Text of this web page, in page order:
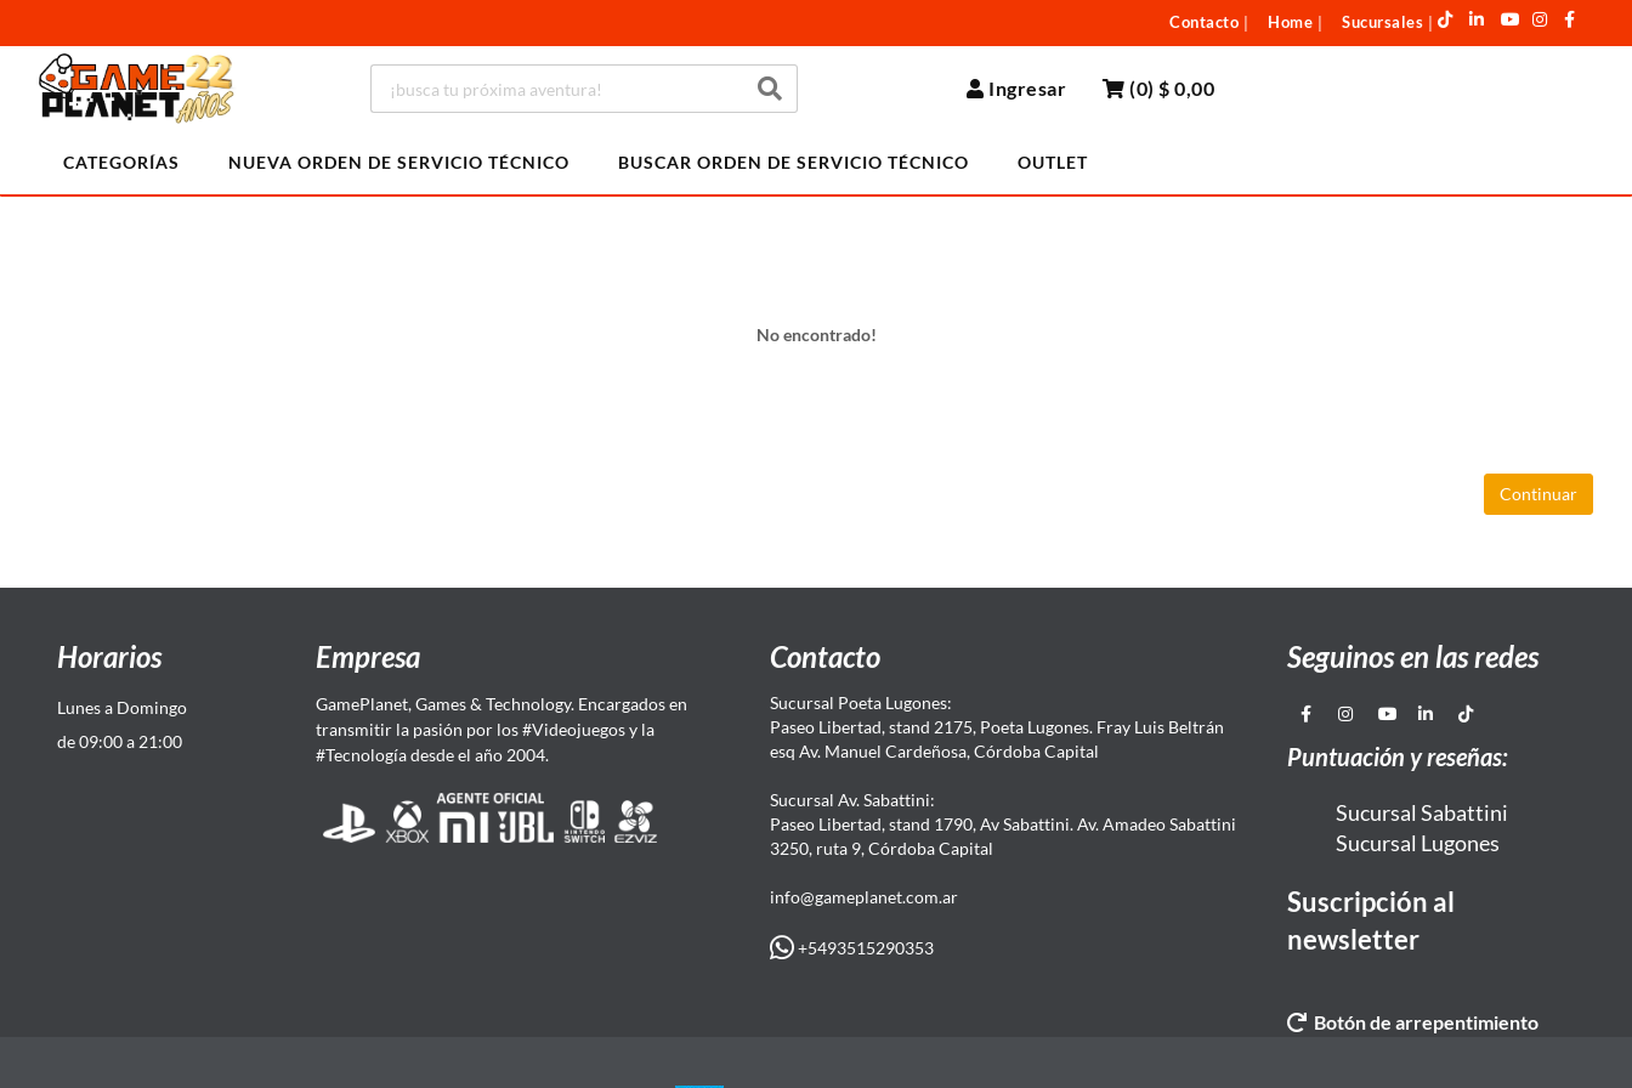
Contacto Home Sucursales
Ingresar (0)$ 0,00
CATEGORÍAS NUEVA ORDEN DE SERVICIO TÉCNICO BUSCAR ORDEN DE SERVICIO TÉCNICO OUTLET
No encontrado!
Continuar
Horarios
Lunes a Domingo
de 09:00 a 21:00
Empresa
GamePlanet, Games & Technology. Encargados en
transmitir la pasión por los #Videojuegos y la
#Tecnología desde el año 2004.
Contacto
Sucursal Poeta Lugones:
Paseo Libertad, stand 2175, Poeta Lugones. Fray Luis Beltrán
esq Av. Manuel Cardeñosa, Córdoba Capital
Sucursal Av. Sabattini:
Paseo Libertad, stand 1790, Av Sabattini. Av. Amadeo Sabattini
3250, ruta 9, Córdoba Capital
info@gameplanet.com.ar
+5493515290353
Seguinos en las redes
Puntuación y reseñas:
Sucursal Sabattini
Sucursal Lugones
Suscripción al
newsletter
Botón de arrepentimiento